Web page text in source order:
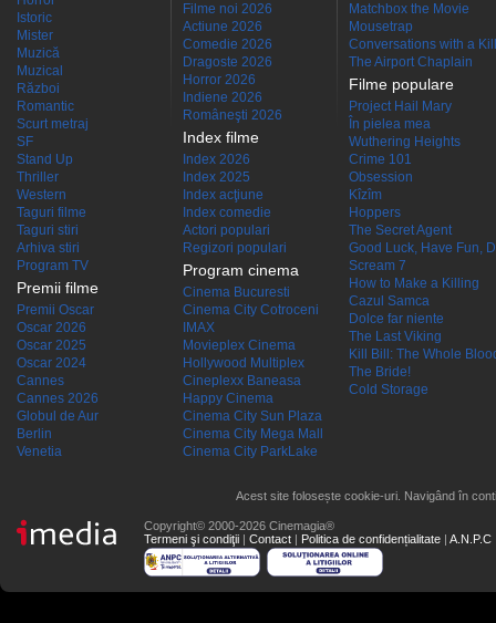
Istoric
Mister
Muzică
Muzical
Război
Romantic
Scurt metraj
SF
Stand Up
Thriller
Western
Taguri filme
Taguri stiri
Arhiva stiri
Program TV
Premii filme
Premii Oscar
Oscar 2026
Oscar 2025
Oscar 2024
Cannes
Cannes 2026
Globul de Aur
Berlin
Venetia
Filme noi 2026
Actiune 2026
Comedie 2026
Dragoste 2026
Horror 2026
Indiene 2026
Româneşti 2026
Index filme
Index 2026
Index 2025
Index acţiune
Index comedie
Actori populari
Regizori populari
Program cinema
Cinema Bucuresti
Cinema City Cotroceni
IMAX
Movieplex Cinema
Hollywood Multiplex
Cineplexx Baneasa
Happy Cinema
Cinema City Sun Plaza
Cinema City Mega Mall
Cinema City ParkLake
Matchbox the Movie
Mousetrap
Conversations with a
The Airport Chaplain
Filme populare
Project Hail Mary
În pielea mea
Wuthering Heights
Crime 101
Obsession
Kîzîm
Hoppers
The Secret Agent
Good Luck, Have Fun,
Scream 7
How to Make a Killing
Cazul Samca
Dolce far niente
The Last Viking
Kill Bill: The Whole
The Bride!
Cold Storage
Acest site folosește cookie-uri. Navigând în
Copyright© 2000-2026 Cinemagia®
Termeni şi condiţii | Contact | Politica de confidențialitate | A.N.P.C